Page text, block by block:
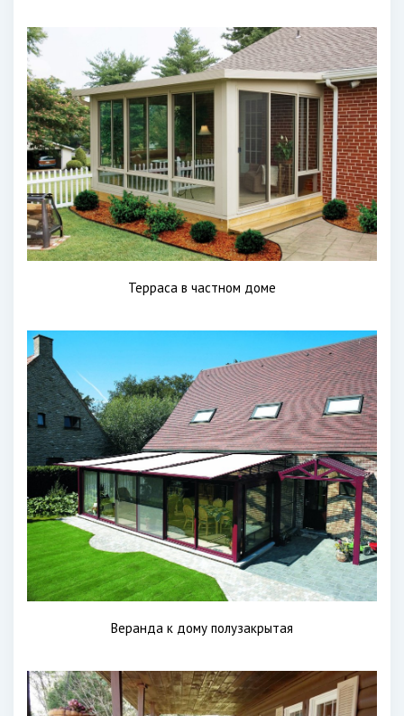
Терраса в частном доме
Веранда к дому полузакрытая